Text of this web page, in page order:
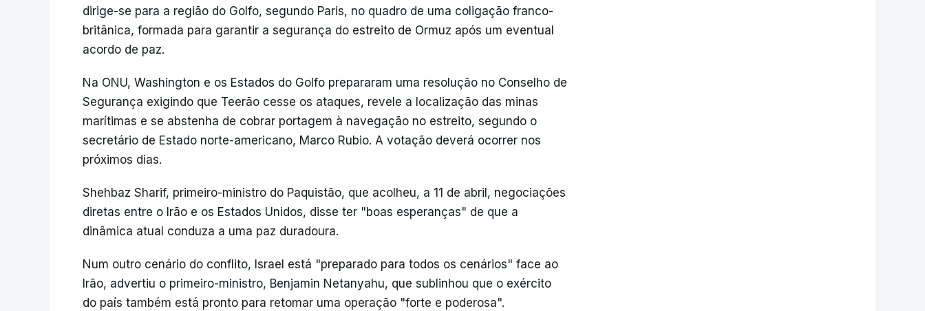
dirige-se para a região do Golfo, segundo Paris, no quadro de uma coligação franco-
britânica, formada para garantir a segurança do estreito de Ormuz após um eventual
acordo de paz.
Na ONU, Washington e os Estados do Golfo prepararam uma resolução no Conselho de
Segurança exigindo que Teerão cesse os ataques, revele a localização das minas
marítimas e se abstenha de cobrar portagem à navegação no estreito, segundo o
secretário de Estado norte-americano, Marco Rubio. A votação deverá ocorrer nos
próximos dias.
Shehbaz Sharif, primeiro-ministro do Paquistão, que acolheu, a 11 de abril, negociações
diretas entre o Irão e os Estados Unidos, disse ter "boas esperanças" de que a
dinâmica atual conduza a uma paz duradoura.
Num outro cenário do conflito, Israel está "preparado para todos os cenários" face ao
Irão, advertiu o primeiro-ministro, Benjamin Netanyahu, que sublinhou que o exército
do país também está pronto para retomar uma operação "forte e poderosa".